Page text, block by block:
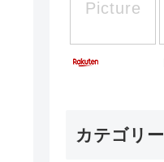
カテゴリー